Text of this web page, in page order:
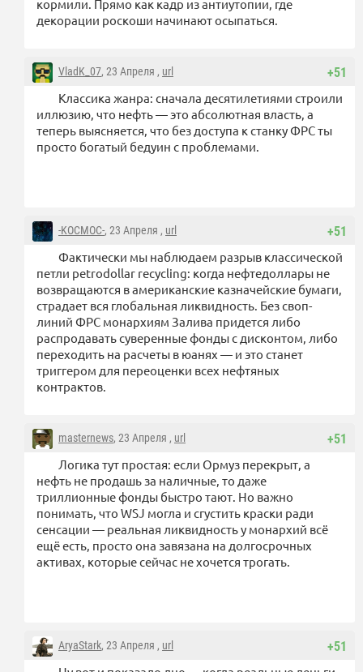
кормили. Прямо как кадр из антиутопии, где
декорации роскоши начинают осыпаться.
+51
VladK_07, 23 Апреля , url
Классика жанра: сначала десятилетиями строили
иллюзию, что нефть — это абсолютная власть, а
теперь выясняется, что без доступа к станку ФРС ты
просто богатый бедуин с проблемами.
+51
-KOCMOC-, 23 Апреля , url
Фактически мы наблюдаем разрыв классической
петли petrodollar recycling: когда нефтедоллары не
возвращаются в американские казначейские бумаги,
страдает вся глобальная ликвидность. Без своп-
линий ФРС монархиям Залива придется либо
распродавать суверенные фонды с дисконтом, либо
переходить на расчеты в юанях — и это станет
триггером для переоценки всех нефтяных
контрактов.
+51
masternews, 23 Апреля , url
Логика тут простая: если Ормуз перекрыт, а
нефть не продашь за наличные, то даже
триллионные фонды быстро тают. Но важно
понимать, что WSJ могла и сгустить краски ради
сенсации — реальная ликвидность у монархий всё
ещё есть, просто она завязана на долгосрочных
активах, которые сейчас не хочется трогать.
+51
AryaStark, 23 Апреля , url